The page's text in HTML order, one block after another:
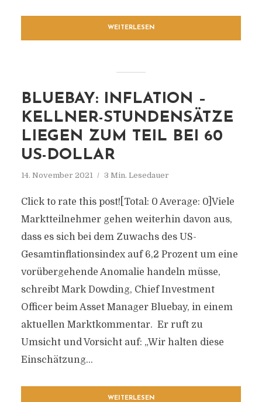
WEITERLESEN
BLUEBAY: INFLATION –
KELLNER-STUNDENSÄTZE
LIEGEN ZUM TEIL BEI 60
US-DOLLAR
14. November 2021 3 Min. Lesedauer
Click to rate this post![Total: 0 Average: 0]Viele
Marktteilnehmer gehen weiterhin davon aus,
dass es sich bei dem Zuwachs des US-
Gesamtinflationsindex auf 6,2 Prozent um eine
vorübergehende Anomalie handeln müsse,
schreibt Mark Dowding, Chief Investment
Officer beim Asset Manager Bluebay, in einem
aktuellen Marktkommentar. Er ruft zu
Umsicht und Vorsicht auf: „Wir halten diese
Einschätzung...
WEITERLESEN